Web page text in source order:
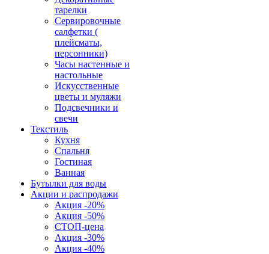
тарелки
Сервировочные
салфетки (
плейсматы,
персонники)
Часы настенные и
настольные
Искусственные
цветы и муляжи
Подсвечники и
свечи
Текстиль
Кухня
Спальня
Гостиная
Ванная
Бутылки для воды
Акции и распродажи
Акция -20%
Акция -50%
СТОП-цена
Акция -30%
Акция -40%